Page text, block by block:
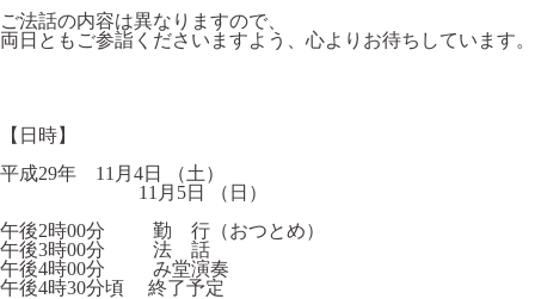
ご法話の内容は異なりますので、
両日ともご参詣くださいますよう、心よりお待ちしています。
【日時】
平成29年 11月4日 （土）
11月5日 （日）
午後2時00分 勤 行（おつとめ）
午後3時00分 法 話
午後4時00分 み堂演奏
午後4時30分頃 終了予定